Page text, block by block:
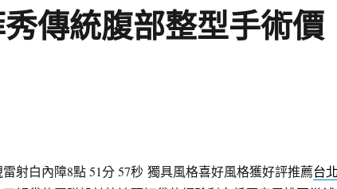
傳統腹部整型手術價
射白內障8點 51分 57秒獨具風格喜好風格獲好評推薦台北